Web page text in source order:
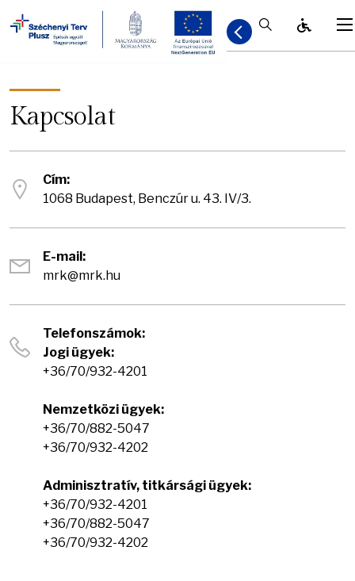
Kereső /
Kapcsolat
Cím:
1068 Budapest, Benczúr u. 43. IV/3.
E-mail:
mrk@mrk.hu
Telefonszámok:
Jogi ügyek:
+36/70/932-4201
Nemzetközi ügyek:
+36/70/882-5047
+36/70/932-4202
Adminisztratív, titkársági ügyek:
+36/70/932-4201
+36/70/882-5047
+36/70/932-4202